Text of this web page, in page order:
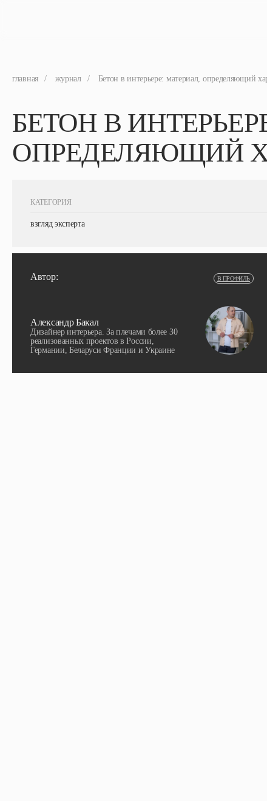
главная / журнал / Бетон в интерьере: материал, определяющий
БЕТОН В
ОПРЕДЕЛЯЮЩИЙ
КАТЕГОРИЯ
взгляд эксперта
Александр Бакал
Дизайнер интерьера. За плечами более 30
реализованных проектов в России,
Германии, Беларуси Франции и Украине
В ПРОФИЛЬ
Автор: